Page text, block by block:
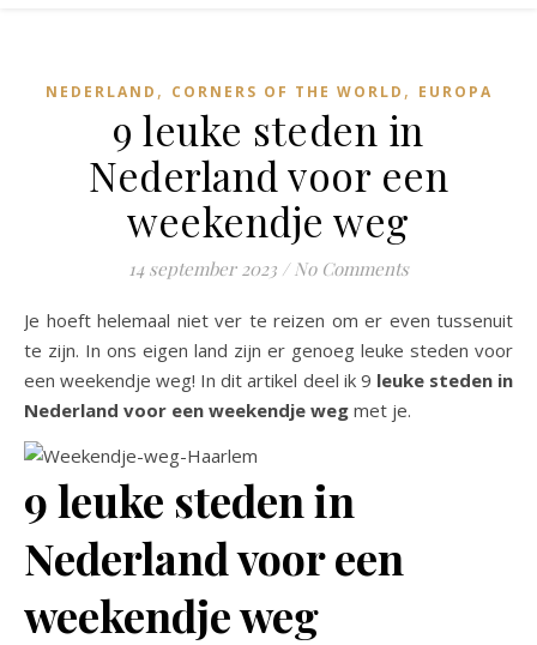
NEDERLAND , CORNERS OF THE WORLD , EUROPA
9 leuke steden in
Nederland voor een
weekendje weg
14 september 2023 / No Comments
Je hoeft helemaal niet ver te reizen om er even tussenuit
te zijn. In ons eigen land zijn er genoeg leuke steden voor
een weekendje weg! In dit artikel deel ik 9 leuke steden in
Nederland voor een weekendje weg met je.
9 leuke steden in
Nederland voor een
weekendje weg